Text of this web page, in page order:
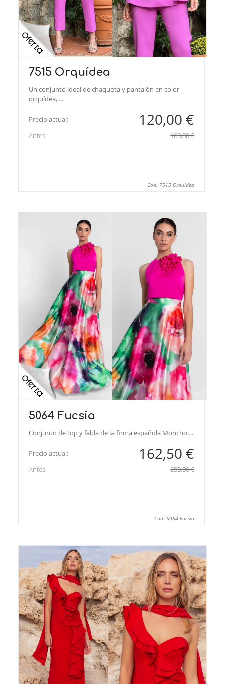
7515 Orquídea
Un conjunto ideal de chaqueta y pantalón en color
orquídea, ...
Precio actual: 120,00 €
Antes: 160,00 €
Cod: 7515 Orquídea
5064 Fucsia
Conjunto de top y falda de la firma española Moncho ...
Precio actual: 162,50 €
Antes: 250,00 €
Cod: 5064 Fucsia